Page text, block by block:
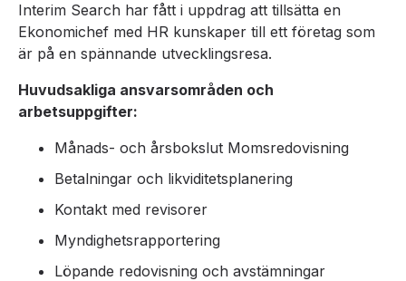
Interim Search har fått i uppdrag att tillsätta en
Ekonomichef med HR kunskaper till ett företag som
är på en spännande utvecklingsresa.
Huvudsakliga ansvarsområden och
arbetsuppgifter:
Månads- och årsbokslut Momsredovisning
Betalningar och likviditetsplanering
Kontakt med revisorer
Myndighetsrapportering
Löpande redovisning och avstämningar